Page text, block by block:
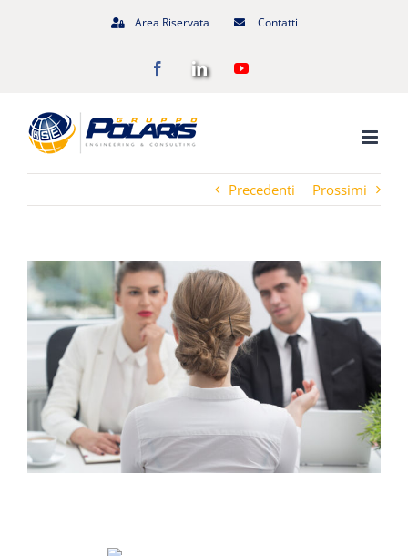
Area Riservata Contatti
FacebookLinkedInYouTube
Precedenti Prossimi